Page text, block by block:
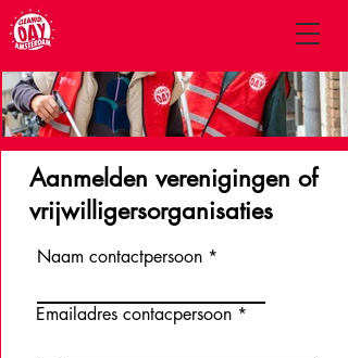
Aanmelden verenigingen of
vrijwilligersorganisaties
Naam contactpersoon
Emailadres contacpersoon